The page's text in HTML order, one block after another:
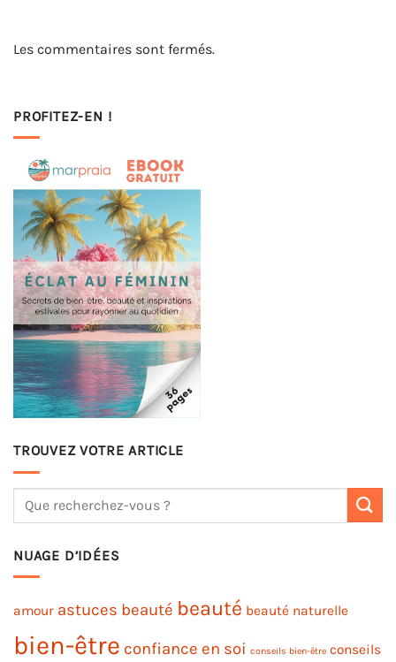
Les commentaires sont fermés.
PROFITEZ-EN !
TROUVEZ VOTRE ARTICLE
NUAGE D’IDÉES
amour astuces beauté beauté beauté naturelle
bien-être confiance en soi conseils bien-être conseils